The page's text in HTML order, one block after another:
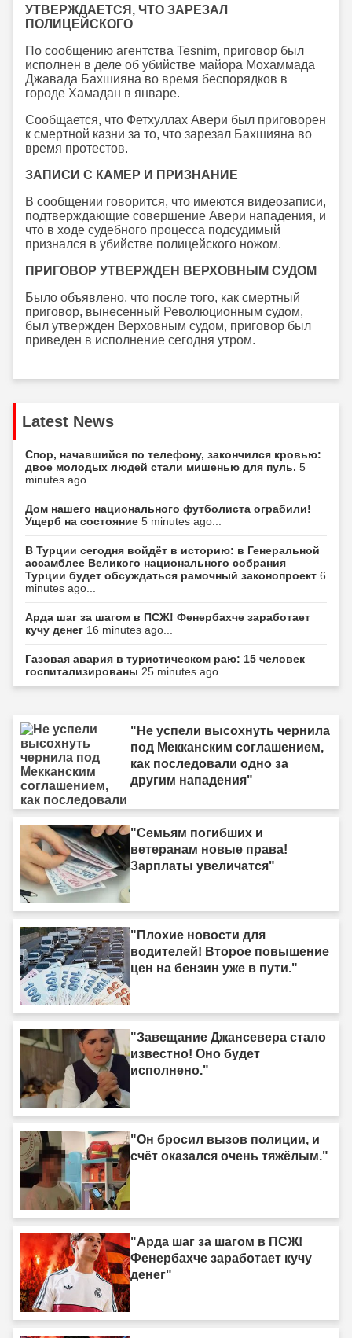
УТВЕРЖДАЕТСЯ, ЧТО ЗАРЕЗАЛ
ПОЛИЦЕЙСКОГО
По сообщению агентства Tesnim, приговор был
исполнен в деле об убийстве майора Мохаммада
Джавада Бахшияна во время беспорядков в
городе Хамадан в январе.
Сообщается, что Фетхуллах Авери был приговорен
к смертной казни за то, что зарезал Бахшияна во
время протестов.
ЗАПИСИ С КАМЕР И ПРИЗНАНИЕ
В сообщении говорится, что имеются видеозаписи,
подтверждающие совершение Авери нападения, и
что в ходе судебного процесса подсудимый
признался в убийстве полицейского ножом.
ПРИГОВОР УТВЕРЖДЕН ВЕРХОВНЫМ СУДОМ
Было объявлено, что после того, как смертный
приговор, вынесенный Революционным судом,
был утвержден Верховным судом, приговор был
приведен в исполнение сегодня утром.
Latest News
Спор, начавшийся по телефону, закончился кровью:
двое молодых людей стали мишенью для пуль. 5
minutes ago...
Дом нашего национального футболиста ограбили!
Ущерб на состояние 5 minutes ago...
В Турции сегодня войдёт в историю: в Генеральной
ассамблее Великого национального собрания
Турции будет обсуждаться рамочный законопроект 6
minutes ago...
Арда шаг за шагом в ПСЖ! Фенербахче заработает
кучу денег 16 minutes ago...
Газовая авария в туристическом раю: 15 человек
госпитализированы 25 minutes ago...
"Не успели высохнуть чернила
под Мекканским соглашением,
как последовали одно за
другим нападения"
"Семьям погибших и
ветеранам новые права!
Зарплаты увеличатся"
"Плохие новости для
водителей! Второе повышение
цен на бензин уже в пути."
"Завещание Джансевера стало
известно! Оно будет
исполнено."
"Он бросил вызов полиции, и
счёт оказался очень тяжёлым."
"Арда шаг за шагом в ПСЖ!
Фенербахче заработает кучу
денег"